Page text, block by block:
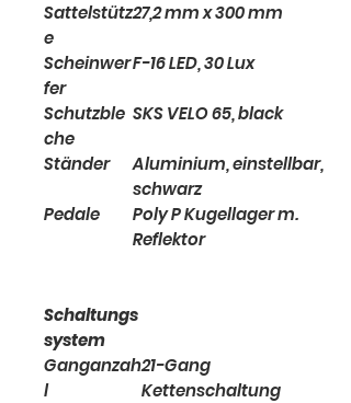
Sattelstütz
e
27,2 mm x 300 mm
Scheinwer
fer
F-16 LED, 30 Lux
Schutzble
che
SKS VELO 65, black
Ständer
Aluminium, einstellbar,
schwarz
Pedale
Poly P Kugellager m.
Reflektor
Schaltungs
system
Ganganzah
l
21-Gang
Kettenschaltung